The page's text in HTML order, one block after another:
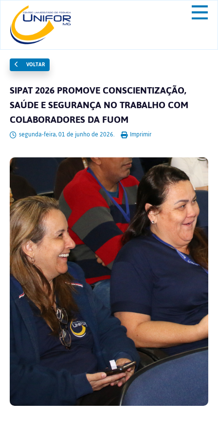
VOLTAR
SIPAT 2026 PROMOVE CONSCIENTIZAÇÃO,
SAÚDE E SEGURANÇA NO TRABALHO COM
COLABORADORES DA FUOM
segunda-feira, 01 de junho de 2026. Imprimir